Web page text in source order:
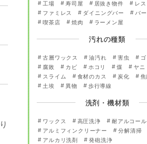
工場
寿司屋 居抜き物件
レ
ファミレス
ダイニングバー バー
喫茶店
焼肉 ラーメン屋
汚れの種類
古層ワックス 油汚れ 害虫 ゴ
腐敗
カビ ホコリ 煤
ヤニ
スライム
食材のカス 炭化
土埃
異物 歩行導線
洗剤・機材類
ワックス 高圧洗浄
耐アルコー
アルミフィンクリーナー
分解清掃
アルカリ洗剤
発砲洗浄